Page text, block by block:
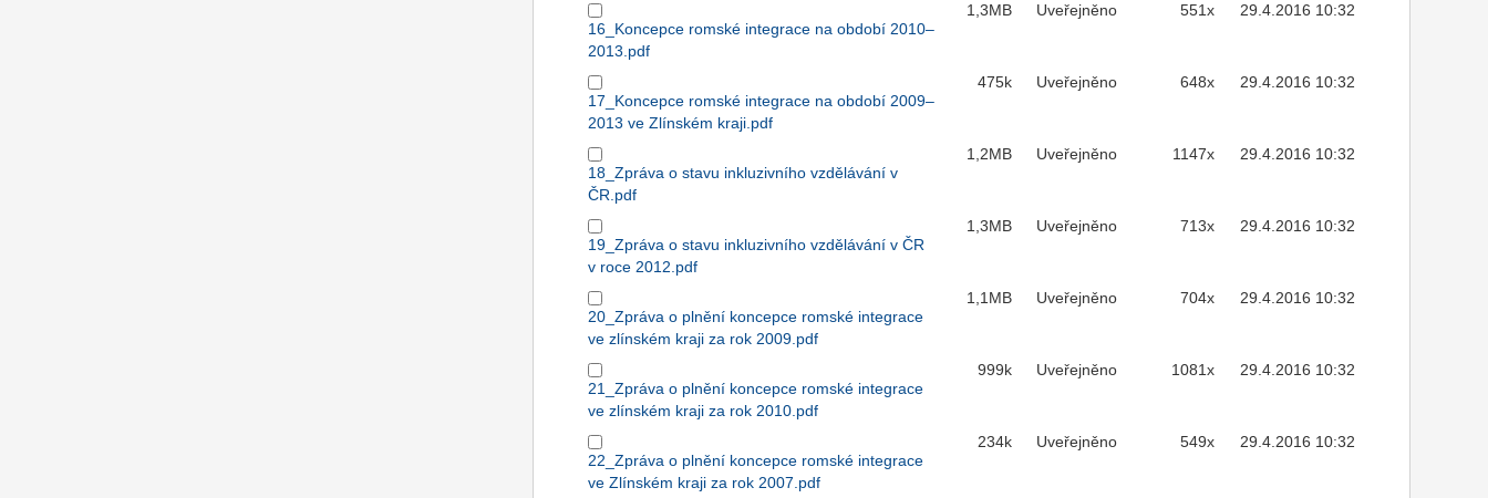
16_Koncepce romské integrace na období 2010–
2013.pdf
1,3MB Uveřejněno 551x 29.4.2016 10:32
17_Koncepce romské integrace na období 2009–
2013 ve Zlínském kraji.pdf
475k Uveřejněno 648x 29.4.2016 10:32
18_Zpráva o stavu inkluzivního vzdělávání v
ČR.pdf
1,2MB Uveřejněno 1147x 29.4.2016 10:32
19_Zpráva o stavu inkluzivního vzdělávání v ČR
v roce 2012.pdf
1,3MB Uveřejněno 713x 29.4.2016 10:32
20_Zpráva o plnění koncepce romské integrace
ve zlínském kraji za rok 2009.pdf
1,1MB Uveřejněno 704x 29.4.2016 10:32
21_Zpráva o plnění koncepce romské integrace
ve zlínském kraji za rok 2010.pdf
999k Uveřejněno 1081x 29.4.2016 10:32
22_Zpráva o plnění koncepce romské integrace
ve Zlínském kraji za rok 2007.pdf
234k Uveřejněno 549x 29.4.2016 10:32